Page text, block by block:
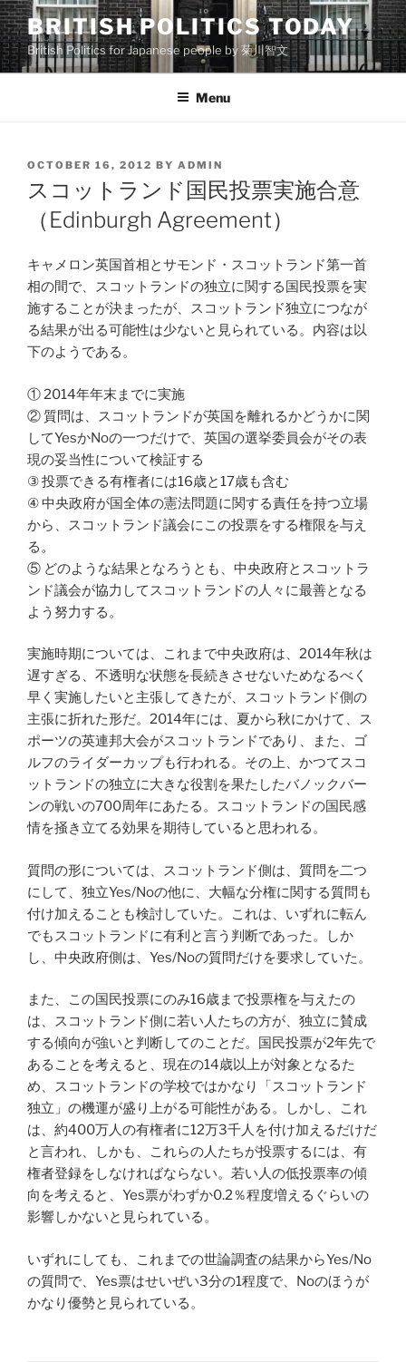
Skip
to
content
BRITISH POLITICS TODAY
British Politics for Japanese people by 菊川智文
Menu
POSTED
OCTOBER 16, 2012 BY ADMIN
スコットランド国民投票実施合意
（Edinburgh Agreement）
キャメロン英国首相とサモンド・スコットランド第一首
相の間で、スコットランドの独立に関する国民投票を実
施することが決まったが、スコットランド独立につなが
る結果が出る可能性は少ないと見られている。内容は以
下のようである。
① 2014年年末までに実施
② 質問は、スコットランドが英国を離れるかどうかに関
してYesかNoの一つだけで、英国の選挙委員会がその表
現の妥当性について検証する
③ 投票できる有権者には16歳と17歳も含む
④ 中央政府が国全体の憲法問題に関する責任を持つ立場
から、スコットランド議会にこの投票をする権限を与え
る。
⑤ どのような結果となろうとも、中央政府とスコットラ
ンド議会が協力してスコットランドの人々に最善となる
よう努力する。
実施時期については、これまで中央政府は、2014年秋は
遅すぎる、不透明な状態を長続きさせないためなるべく
早く実施したいと主張してきたが、スコットランド側の
主張に折れた形だ。2014年には、夏から秋にかけて、ス
ポーツの英連邦大会がスコットランドであり、また、ゴ
ルフのライダーカップも行われる。その上、かつてスコ
ットランドの独立に大きな役割を果たしたバノックバー
ンの戦いの700周年にあたる。スコットランドの国民感
情を掻き立てる効果を期待していると思われる。
質問の形については、スコットランド側は、質問を二つ
にして、独立Yes/Noの他に、大幅な分権に関する質問も
付け加えることも検討していた。これは、いずれに転ん
でもスコットランドに有利と言う判断であった。しか
し、中央政府側は、Yes/Noの質問だけを要求していた。
また、この国民投票にのみ16歳まで投票権を与えたの
は、スコットランド側に若い人たちの方が、独立に賛成
する傾向が強いと判断してのことだ。国民投票が2年先で
あることを考えると、現在の14歳以上が対象となるた
め、スコットランドの学校ではかなり「スコットランド
独立」の機運が盛り上がる可能性がある。しかし、これ
は、約400万人の有権者に12万3千人を付け加えるだけだ
と言われ、しかも、これらの人たちが投票するには、有
権者登録をしなければならない。若い人の低投票率の傾
向を考えると、Yes票がわずか0.2％程度増えるぐらいの
影響しかないと見られている。
いずれにしても、これまでの世論調査の結果からYes/No
の質問で、Yes票はせいぜい3分の1程度で、Noのほうが
かなり優勢と見られている。